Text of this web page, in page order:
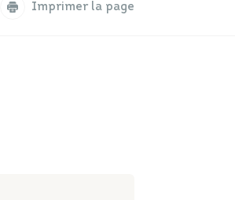
Imprimer la page